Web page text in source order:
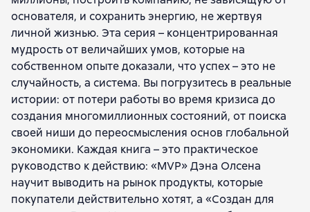
основателя, и сохранить энергию, не жертвуя
личной жизнью. Эта серия – концентрированная
мудрость от величайших умов, которые на
собственном опыте доказали, что успех – это не
случайность, а система. Вы погрузитесь в реальные
истории: от потери работы во время кризиса до
создания многомиллионных состояний, от поиска
своей ниши до переосмысления основ глобальной
экономики. Каждая книга – это практическое
руководство к действию: «MVP» Дэна Олсена
научит выводить на рынок продукты, которые
покупатели действительно хотят, а «Создан для